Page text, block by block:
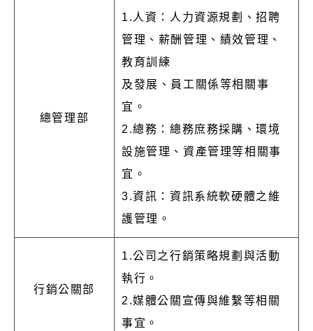
總管理部
1.人資：人力資源規劃、招聘
管理、薪酬管理、績效管理、
教育訓練
及發展、員工關係等相關事
宜。
2.總務：總務庶務採購、環境
設施管理、資產管理等相關事
宜。
3.資訊：資訊系統軟硬體之維
護管理。
行銷公關部
1.公司之行銷策略規劃與活動
執行。
2.媒體公關宣傳與維繫等相關
事宜。